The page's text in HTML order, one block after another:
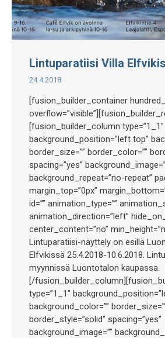
Lintuparatiisi Villa
24.4.2018
[fusion_builder_container
[fusion_builder_column type=”1_1″
background_position=”left top”
border_size=”” border_color=””
spacing=”yes”
background_repeat=”no-repeat”
margin_top=”0px”
id=”” animation_type=””
animation_direction=”left”
center_content=”no”
Lintuparatiisi-näyttely on esillä
Elfvikissä 25.4.2018-10.6.2018.
myynnissä Luontotalon kaupassa.
[/
type=”1_1″
background_color=””
border_style=”solid” spacing=”yes”
background_image=””